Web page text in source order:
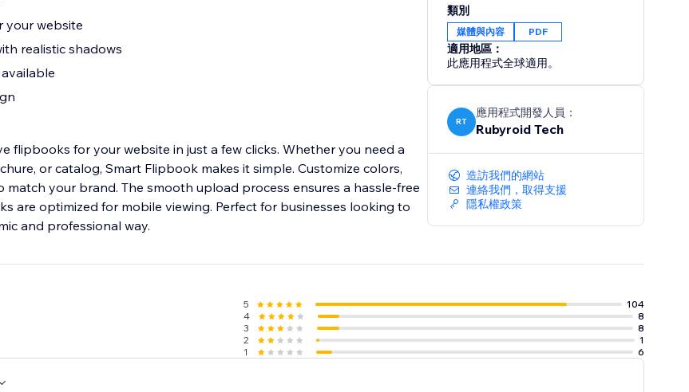
your website
realistic shadows
flipbooks for your website in just a few clicks. Whether you need a
or catalog, Smart Flipbook makes it simple. Customize colors,
match your brand. The smooth upload process ensures a hassle-free
are optimized for mobile viewing. Perfect for businesses looking to
and professional way.
類別
媒體與內容 PDF
適用地區：
此應用程式全球適用。
RT
應用程式開發人員：
Rubyroid Tech
造訪我們的網站
連絡我們，取得支援
隱私權政策
5
104
4
8
3
8
2
1
1
6